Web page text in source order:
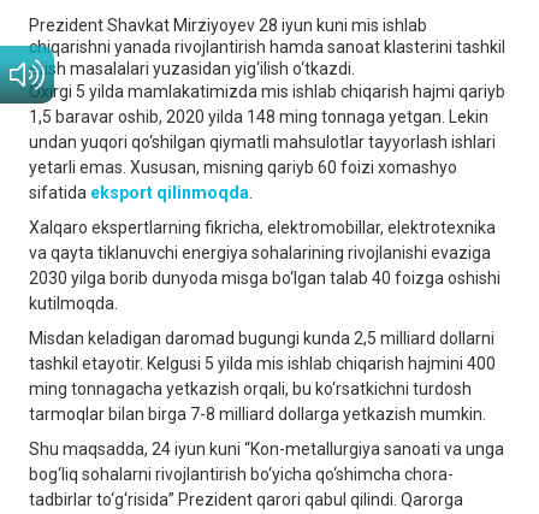
Prezident Shavkat Mirziyoyev 28 iyun kuni mis ishlab
chiqarishni yanada rivojlantirish hamda sanoat klasterini tashkil
etish masalalari yuzasidan yig‘ilish o‘tkazdi.
Oxirgi 5 yilda mamlakatimizda mis ishlab chiqarish hajmi qariyb
1,5 baravar oshib, 2020 yilda 148 ming tonnaga yetgan. Lekin
undan yuqori qo‘shilgan qiymatli mahsulotlar tayyorlash ishlari
yetarli emas. Xususan, misning qariyb 60 foizi xomashyo
sifatida eksport qilinmoqda
Xalqaro ekspertlarning fikricha, elektromobillar, elektrotexnika
va qayta tiklanuvchi energiya sohalarining rivojlanishi evaziga
2030 yilga borib dunyoda misga bo‘lgan talab 40 foizga oshishi
kutilmoqda.
Misdan keladigan daromad bugungi kunda 2,5 milliard dollarni
tashkil etayotir. Kelgusi 5 yilda mis ishlab chiqarish hajmini 400
ming tonnagacha yetkazish orqali, bu ko‘rsatkichni turdosh
tarmoqlar bilan birga 7-8 milliard dollarga yetkazish mumkin.
Shu maqsadda, 24 iyun kuni “Kon-metallurgiya sanoati va unga
bog‘liq sohalarni rivojlantirish bo‘yicha qo‘shimcha chora-
tadbirlar to‘g‘risida” Prezident qarori qabul qilindi. Qarorga